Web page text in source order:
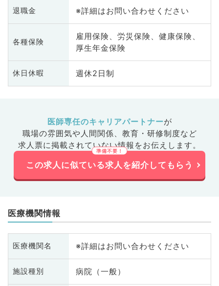
退職金 ※詳細はお問い合わせください
各種保険
雇用保険、労災保険、健康保険、
厚生年金保険
休日休暇 週休2日制
医師専任のキャリアパートナーが
職場の雰囲気や人間関係、 教育・研修制度など
求人票に掲載されていない情報をお伝えします。
この求人に似ている求人を紹介してもらう
医療機関情報
医療機関名 ※詳細はお問い合わせください
施設種別 病院（一般）